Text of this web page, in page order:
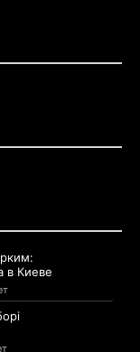
в Киеве